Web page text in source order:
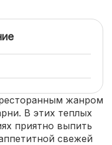
жанром
В этих теплых
приятно выпить
свежей